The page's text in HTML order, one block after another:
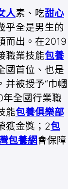
人素、吃甜心
乎全是男生的
而出。在2019
職業技能包養
國首位、也是
并被授予“巾幗
年全國行業職
能包養俱樂部
獲金獎；2包
包養網會保障